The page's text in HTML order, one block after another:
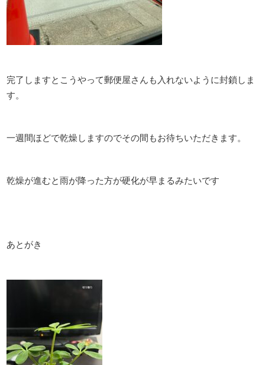
完了しますとこうやって郵便屋さんも入れないように封鎖しま
す。
一週間ほどで乾燥しますのでその間もお待ちいただきます。
乾燥が進むと雨が降った方が硬化が早まるみたいです
あとがき